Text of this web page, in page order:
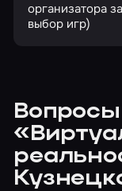
организатора
выбор игр)
Вопросы